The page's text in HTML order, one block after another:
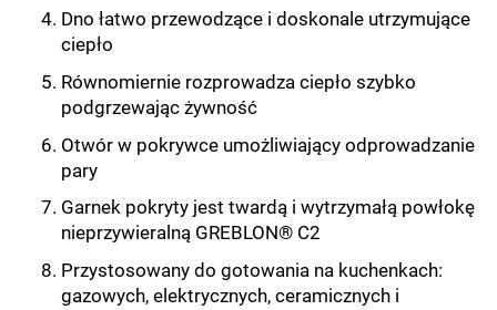
Dno łatwo przewodzące i doskonale utrzymujące
ciepło
Równomiernie rozprowadza ciepło szybko
podgrzewając żywność
Otwór w pokrywce umożliwiający odprowadzanie
pary
Garnek pokryty jest twardą i wytrzymałą powłokę
nieprzywieralną GREBLON® C2
Przystosowany do gotowania na kuchenkach:
gazowych, elektrycznych, ceramicznych i